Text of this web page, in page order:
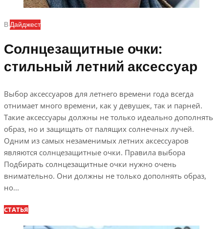
ВДайджест
Солнцезащитные очки:
стильный летний аксессуар
Выбор аксессуаров для летнего времени года всегда
отнимает много времени, как у девушек, так и парней.
Такие аксессуары должны не только идеально дополнять
образ, но и защищать от палящих солнечных лучей.
Одним из самых незаменимых летних аксессуаров
являются солнцезащитные очки. Правила выбора
Подбирать солнцезащитные очки нужно очень
внимательно. Они должны не только дополнять образ,
но...
СТАТЬЯ